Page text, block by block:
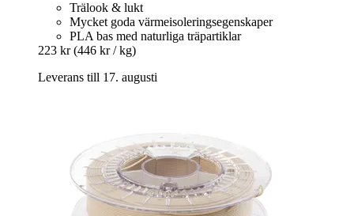
Trälook & lukt
Mycket goda värmeisoleringsegenskaper
PLA bas med naturliga träpartiklar
223 kr (446 kr / kg)
Leverans till 17. augusti